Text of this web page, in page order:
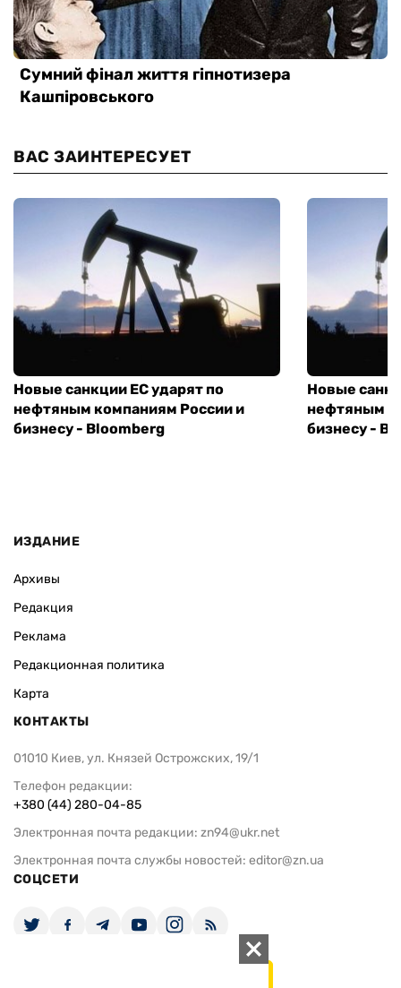
ВАС ЗАИНТЕРЕСУЕТ
Новые санкции ЕС ударят по
нефтяным компаниям России и
бизнесу - Bloomberg
Новые
нефтяным
бизнесу -
ИЗДАНИЕ
Архивы
Редакция
Реклама
Редакционная политика
Карта
КОНТАКТЫ
01010 Киев, ул. Князей Острожских, 19/1
Телефон редакции:
+380 (44) 280-04-85
Электронная почта редакции: zn94@ukr.net
Электронная почта службы новостей: editor@zn.ua
СОЦСЕТИ